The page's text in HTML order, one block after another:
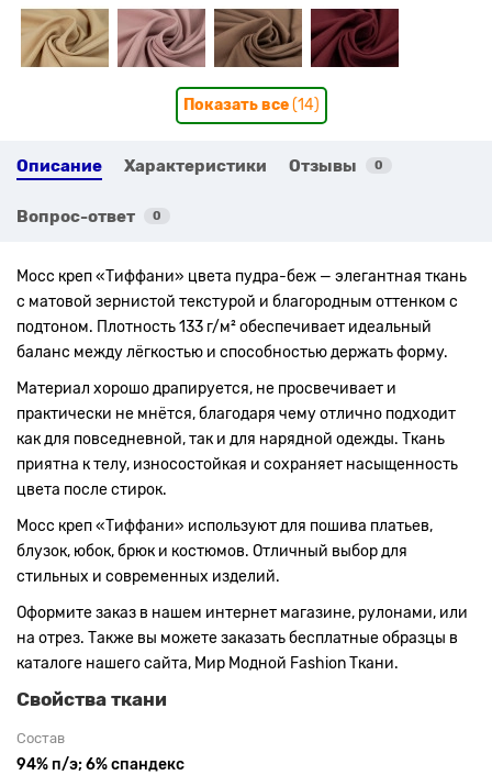
Показать все(14)
Описание Характеристики Отзывы 0
Вопрос-ответ 0
Мосс креп «Тиффани» цвета пудра-беж — элегантная ткань
с матовой зернистой текстурой и благородным оттенком с
подтоном. Плотность 133 г/м² обеспечивает идеальный
баланс между лёгкостью и способностью держать форму.
Материал хорошо драпируется, не просвечивает и
практически не мнётся, благодаря чему отлично подходит
как для повседневной, так и для нарядной одежды. Ткань
приятна к телу, износостойкая и сохраняет насыщенность
цвета после стирок.
Мосс креп «Тиффани» используют для пошива платьев,
блузок, юбок, брюк и костюмов. Отличный выбор для
стильных и современных изделий.
Оформите заказ в нашем интернет магазине, рулонами, или
на отрез. Также вы можете заказать бесплатные образцы в
каталоге нашего сайта, Мир Модной Fashion Ткани.
Свойства ткани
Состав
94% п/э; 6% спандекс